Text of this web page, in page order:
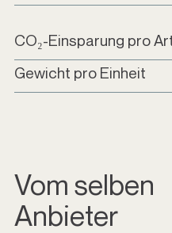
CO₂-Einsparung pro
Gewicht pro Einheit
Vom selben
Anbieter